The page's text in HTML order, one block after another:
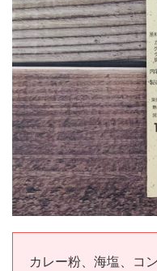
カレー粉、海塩、コ